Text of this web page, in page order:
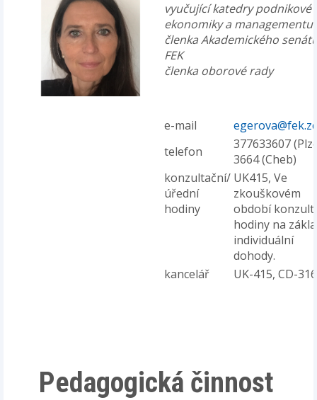
vyučující katedry podnikové
ekonomiky a managementu
členka Akademického
FEK
členka oborové rady
e-mail
telefon
377633607
3664 (Cheb)
konzultační/
úřední
hodiny
UK415, Ve
zkouškovém
období
hodiny na
individuální
dohody.
kancelář
UK-415, CD-316
Pedagogická činnost